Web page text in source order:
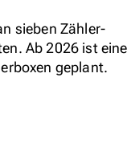
sieben Zähler-
Ab 2026 ist eine
geplant.